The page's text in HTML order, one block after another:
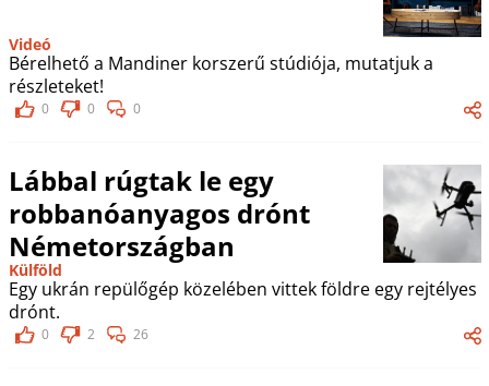
Videó
Bérelhető a Mandiner korszerű stúdiója, mutatjuk a
részleteket!
0 0 0
Lábbal rúgtak le egy
robbanóanyagos drónt
Németországban
Külföld
Egy ukrán repülőgép közelében vittek földre egy rejtélyes
drónt.
0 2 26